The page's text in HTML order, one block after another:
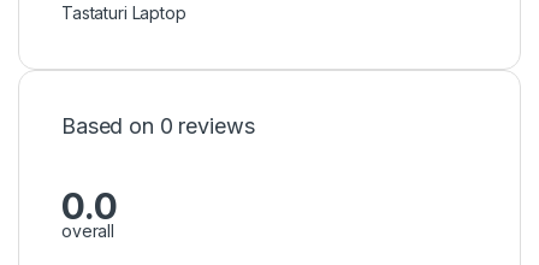
Tastaturi Laptop
Based on 0 reviews
0.0
overall